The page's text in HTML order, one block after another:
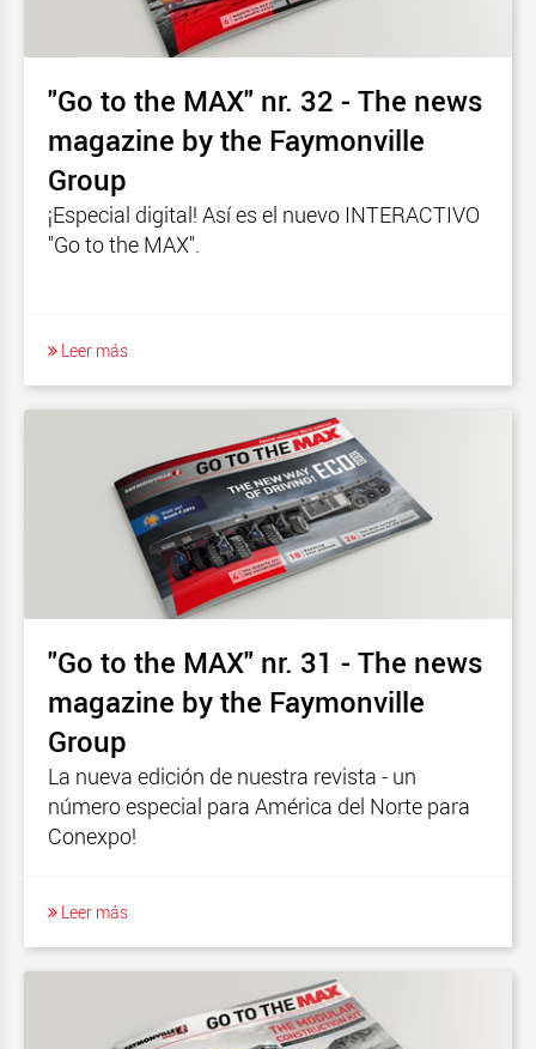
"Go to the MAX" nr. 32 - The news
magazine by the Faymonville
Group
¡Especial digital! Así es el nuevo INTERACTIVO
"Go to the MAX".
Leer más
"Go to the MAX" nr. 31 - The news
magazine by the Faymonville
Group
La nueva edición de nuestra revista - un
número especial para América del Norte para
Conexpo!
Leer más